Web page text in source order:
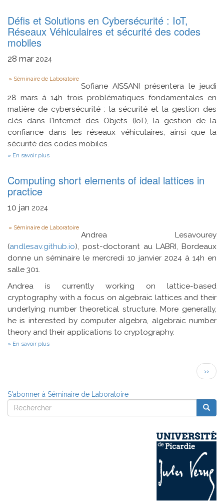
partitionnement
des
données
calcul
Défis et Solutions en Cybersécurité : IoT,
Réseaux Véhiculaires et sécurité des codes
mobiles
28 mar2024
Type
Séminaire de Laboratoire
Sofiane AISSANI présentera le jeudi
28 mars à 14h trois problématiques fondamentales en
matière de cybersécurité : la sécurité et la gestion des
clés dans l'Internet des Objets (IoT), la gestion de la
confiance dans les réseaux véhiculaires, ainsi que la
sécurité des codes mobiles.
En savoir plus
Solutions
en
Véhiculaires
sécurité
des
codes
Computing short elements of ideal lattices in
practice
10 jan 2024
Type
Séminaire de Laboratoire
Andrea Lesavourey
(andlesav.github.io), post-doctorant au LABRI, Bordeaux
donne un séminaire le mercredi 10 janvier 2024 à 14h en
salle 301.
Andrea is currently working on lattice-based
cryptography with a focus on algebraic lattices and their
underlying number theoretical structure. More generally,
he is interested by computer algebra, algebraic number
theory and their applications to cryptography.
En savoir plus
lattices
in
practice
Page
››
S'abonner à Séminaire de Laboratoire
Rechercher
Rechercher